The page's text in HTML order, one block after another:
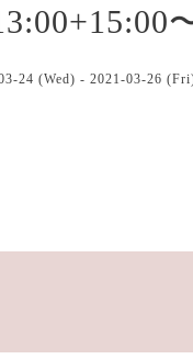
24 (Wed) - 2021-03-26